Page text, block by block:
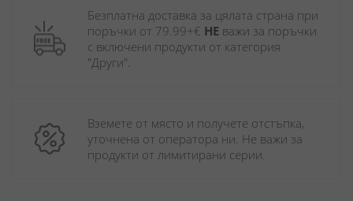
Безплатна доставка за цялата страна при
поръчки от 79.99+€ НЕ важи за поръчки
с включени продукти от категория
"Други".
Вземете от място и получете отстъпка,
уточнена от оператора ни. Не важи за
продукти от лимитирани серии.